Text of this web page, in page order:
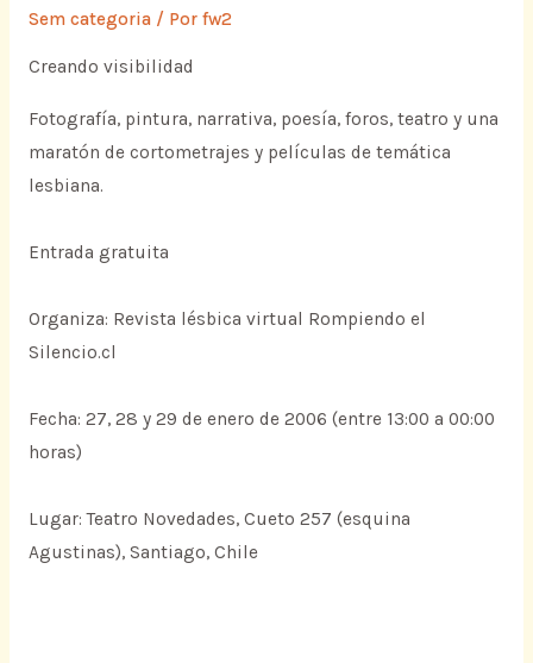
Sem categoria/ Por fw2
Creando visibilidad
Fotografía, pintura, narrativa, poesía, foros, teatro y una
maratón de cortometrajes y películas de temática
lesbiana.
Entrada gratuita
Organiza: Revista lésbica virtual Rompiendo el
Silencio.cl
Fecha: 27, 28 y 29 de enero de 2006 (entre 13:00 a 00:00
horas)
Lugar: Teatro Novedades, Cueto 257 (esquina
Agustinas), Santiago, Chile